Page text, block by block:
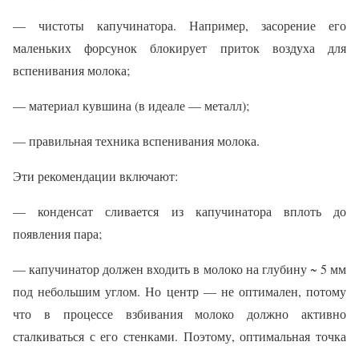
— чистоты капучинатора. Например, засорение его
маленьких форсунок блокирует приток воздуха для
вспенивания молока;
— материал кувшина (в идеале — металл);
— правильная техника вспенивания молока.
Эти рекомендации включают:
— конденсат сливается из капучинатора вплоть до
появления пара;
— капучинатор должен входить в молоко на глубину ~ 5 мм
под небольшим углом. Но центр — не оптимален, потому
что в процессе взбивания молоко должно активно
сталкиваться с его стенками. Поэтому, оптимальная точка